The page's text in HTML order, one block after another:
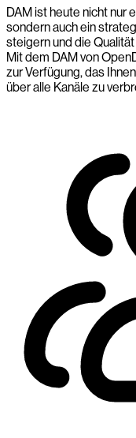
DAM ist heute nicht nur
sondern auch ein
steigern und die
Mit dem DAM von
zur Verfügung, das
über alle Kanäle zu